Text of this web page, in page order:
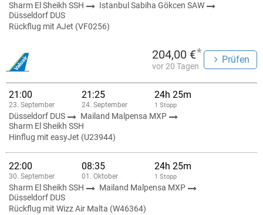
Sharm El Sheikh SSH
Istanbul Sabiha Gökcen SAW
Düsseldorf DUS
Rückflug mit AJet (VF0256)
204,00 €*
vor 20 Tagen
Prüfen
21:00
23. September
21:25
24. September
24h 25m
1 Stopp
Düsseldorf DUS
Mailand Malpensa MXP
Sharm El Sheikh SSH
Hinflug mit easyJet (U23944)
22:00
30. September
08:35
01. Oktober
24h 25m
1 Stopp
Sharm El Sheikh SSH
Mailand Malpensa MXP
Düsseldorf DUS
Rückflug mit Wizz Air Malta (W46364)